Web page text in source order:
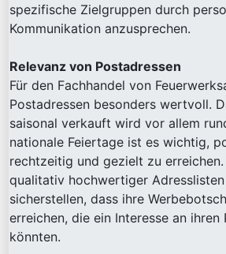
spezifische Zielgruppen durch
Kommunikation anzusprechen.
Relevanz von Postadressen
Für den Fachhandel von
Postadressen besonders wertvoll.
saisonal verkauft wird vor allem
nationale Feiertage ist es wichtig,
rechtzeitig und gezielt zu
qualitativ hochwertiger
sicherstellen, dass ihre
erreichen, die ein Interesse an ihren
könnten.